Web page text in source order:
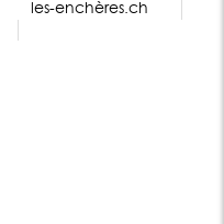
les-enchères.ch